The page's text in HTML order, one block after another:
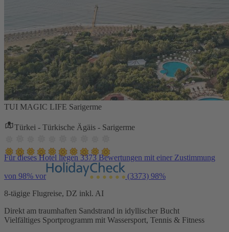
TUI MAGIC LIFE Sarigerme
Türkei - Türkische Ägäis - Sarigerme
Für dieses Hotel liegen 3373 Bewertungen mit einer Zustimmung
von 98% vor (3373) 98%
8-tägige Flugreise, DZ inkl. AI
Direkt am traumhaften Sandstrand in idyllischer Bucht
Vielfältiges Sportprogramm mit Wassersport, Tennis & Fitness